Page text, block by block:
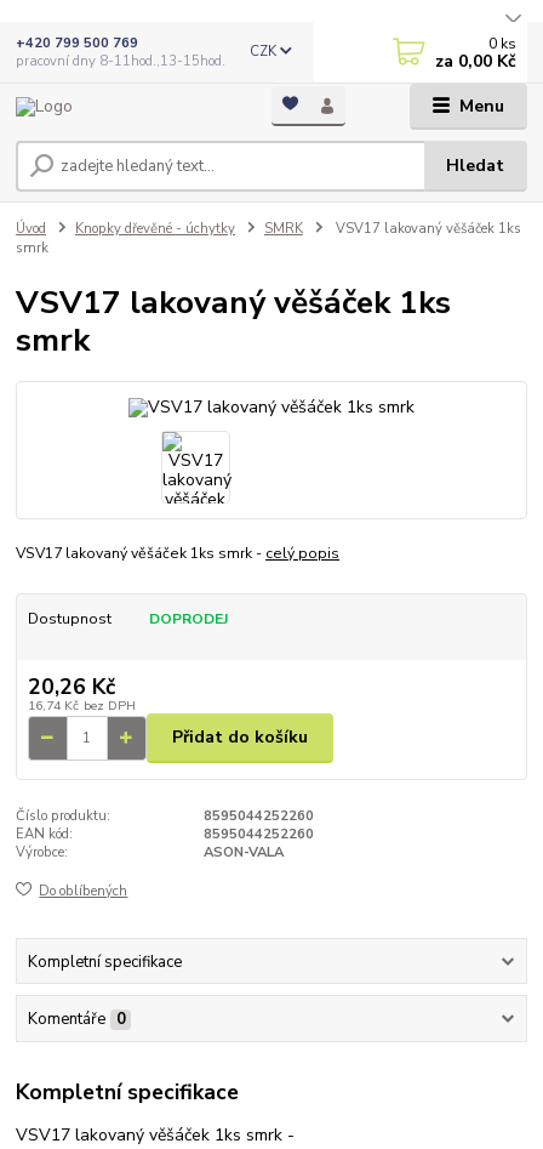
Menu
CZK
Hledat
+420 799 500 769
pracovní dny 8-11hod.,13-15hod.
0 ks
za 0,00 Kč
Úvod Knopky dřevěné - úchytky SMRK
VSV17 lakovaný věšáček 1ks
smrk
VSV17 lakovaný věšáček 1ks
smrk
VSV17 lakovaný věšáček 1ks smrk - celý popis
Dostupnost DOPRODEJ
20,26 Kč
16,74 Kč bez DPH
Přidat do košíku
Číslo produktu:
8595044252260
EAN kód:
8595044252260
Výrobce:
ASON-VALA
Do oblíbených
Kompletní specifikace
Komentáře 0
Kompletní specifikace
VSV17 lakovaný věšáček 1ks smrk -